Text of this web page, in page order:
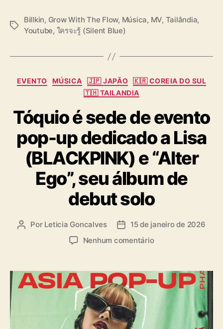
T
s
Billkin, Grow With The Flow, Música, MV, Tailândia,
Youtube, ใครจะรู้ (Silent Blue)
C
a
t
e
g
o
r
i
a
s
EVENTO MÚSICA 🇯🇵 JAPÃO 🇰🇷 COREIA DO SUL
🇹🇭 TAILANDIA
Tóquio é sede de evento
pop-up dedicado a Lisa
(BLACKPINK) e “Alter
Ego”, seu álbum de
debut solo
A
r
d
o
Por Leticia Goncalves
D
d
e
p
u
b
l
15 de janeiro de 2026
Nenhum comentárioe
ó
q